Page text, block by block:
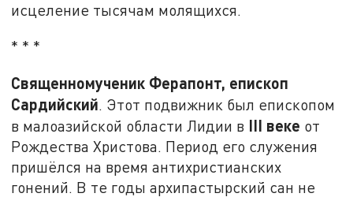
исцеление тысячам молящихся.
* * *
Священномученик Ферапонт, епископ
Сардийский. Этот подвижник был епископом
в малоазийской области Лидии в III веке от
Рождества Христова. Период его служения
пришёлся на время антихристианских
гонений. В те годы архипастырский сан не